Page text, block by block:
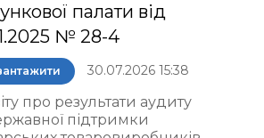
палати від
№ 28-4
30.07.2026 15:38
про результати аудиту
підтримки